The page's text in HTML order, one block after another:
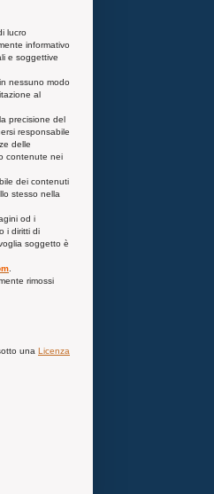
lucro
informativo
e soggettive
nessuno modo
al
precisione del
responsabile
delle
contenute nei
dei contenuti
stesso nella
od i
i diritti di
soggetto è
rimossi
una Licenza